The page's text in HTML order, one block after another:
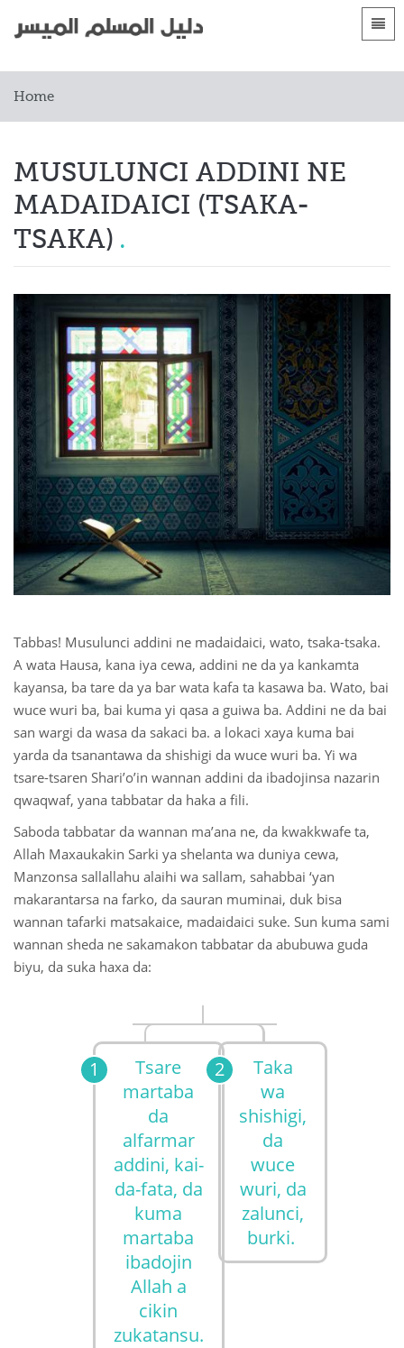
Gabatarwa
azərbaycan
Bosanski
简体中文
Français
Hausa
Bahasa Indonesia
Қазақ
فارسی
Русский
Somali
Kiswahili
اردو
o'zbek
Yorùbá
Home
MUSULUNCI ADDINI NE
MADAIDAICI (TSAKA-
TSAKA)
Tabbas! Musulunci addini ne madaidaici, wato, tsaka-tsaka.
A wata Hausa, kana iya cewa, addini ne da ya kankamta
kayansa, ba tare da ya bar wata kafa ta kasawa ba. Wato, bai
wuce wuri ba, bai kuma yi qasa a guiwa ba. Addini ne da bai
san wargi da wasa da sakaci ba. a lokaci xaya kuma bai
yarda da tsanantawa da shishigi da wuce wuri ba. Yi wa
tsare-tsaren Shari’o’in wannan addini da ibadojinsa nazarin
qwaqwaf, yana tabbatar da haka a fili.
Saboda tabbatar da wannan ma’ana ne, da kwakkwafe ta,
Allah Maxaukakin Sarki ya shelanta wa duniya cewa,
Manzonsa sallallahu alaihi wa sallam, sahabbai ‘yan
makarantarsa na farko, da sauran muminai, duk bisa
wannan tafarki matsakaice, madaidaici suke. Sun kuma sami
wannan sheda ne sakamakon tabbatar da abubuwa guda
biyu, da suka haxa da:
Tsare
martaba
da
alfarmar
addini, kai-
da-fata, da
kuma
martaba
ibadojin
Allah a
cikin
zukatansu.
Taka
wa
shishigi,
da
wuce
wuri, da
zalunci,
burki.